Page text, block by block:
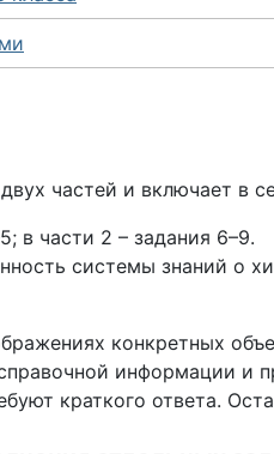
частей и включает в
в части 2 – задания 6–9.
системы знаний о
конкретных
информации и
краткого ответа.